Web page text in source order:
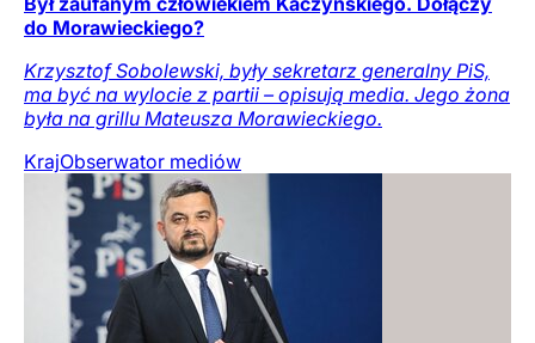
do Morawieckiego?
Krzysztof Sobolewski, były sekretarz generalny PiS,
ma być na wylocie z partii – opisują media. Jego żona
była na grillu Mateusza Morawieckiego.
KrajObserwator mediów